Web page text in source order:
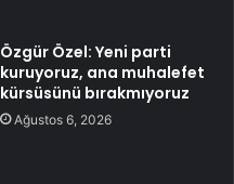
Özgür Özel: Yeni parti
kuruyoruz, ana muhalefet
kürsüsünü bırakmıyoruz
Ağustos 6, 2026